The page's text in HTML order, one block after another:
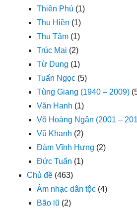
Thiên Phú (1)
Thu Hiền (1)
Thu Tâm (1)
Trúc Mai (2)
Từ Dung (1)
Tuấn Ngọc (5)
Tùng Giang (1940 – 2009)
Văn Hanh (1)
Võ Hoàng Ngân (2001 –
Vũ Khanh (2)
Đàm Vĩnh Hưng (2)
Đức Tuấn (1)
Chủ đề (463)
Âm nhạc dân tộc (4)
Bão lũ (2)